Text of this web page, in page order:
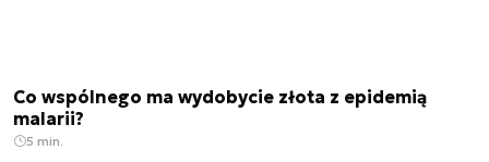
Co wspólnego ma wydobycie złota z epidemią
malarii?
5 min.